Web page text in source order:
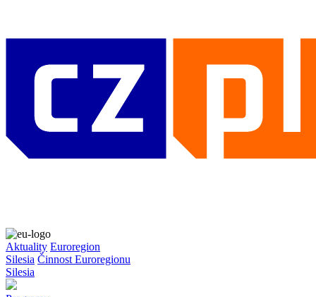
Aktuality Euroregion
Silesia Činnost Euroregionu
Silesia